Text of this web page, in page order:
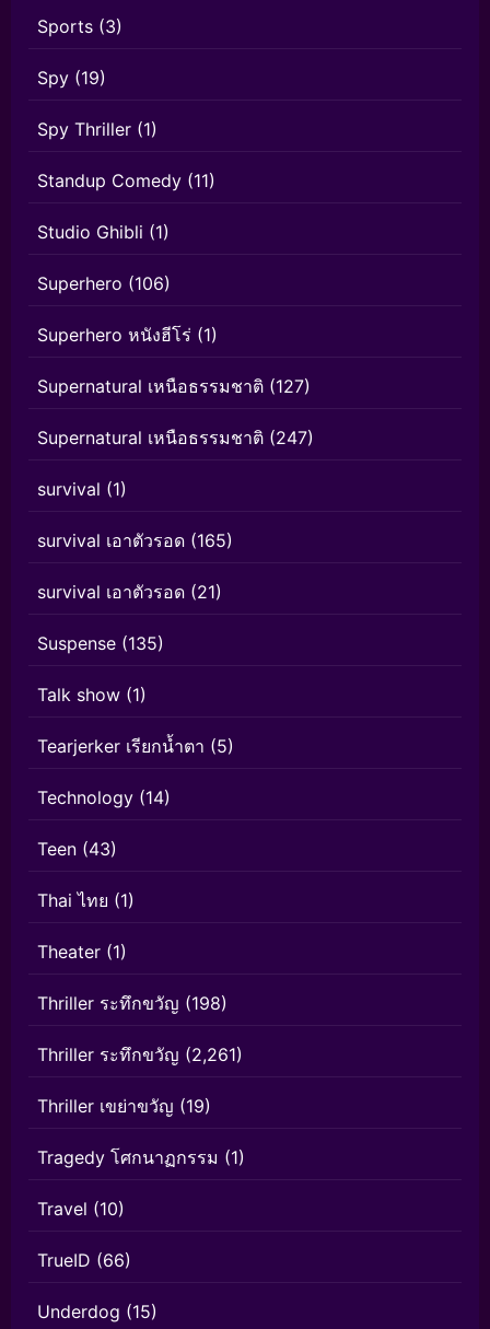
Sports (3)
Spy (19)
Spy Thriller (1)
Standup Comedy (11)
Studio Ghibli (1)
Superhero (106)
Superhero หนังฮีโร่ (1)
Supernatural เหนือธรรมชาติ (127)
Supernatural เหนือธรรมชาติ (247)
survival (1)
survival เอาตัวรอด (165)
survival เอาตัวรอด (21)
Suspense (135)
Talk show (1)
Tearjerker เรียกน้ำตา (5)
Technology (14)
Teen (43)
Thai ไทย (1)
Theater (1)
Thriller ระทึกขวัญ (198)
Thriller ระทึกขวัญ (2,261)
Thriller เขย่าขวัญ (19)
Tragedy โศกนาฏกรรม (1)
Travel (10)
TrueID (66)
Underdog (15)